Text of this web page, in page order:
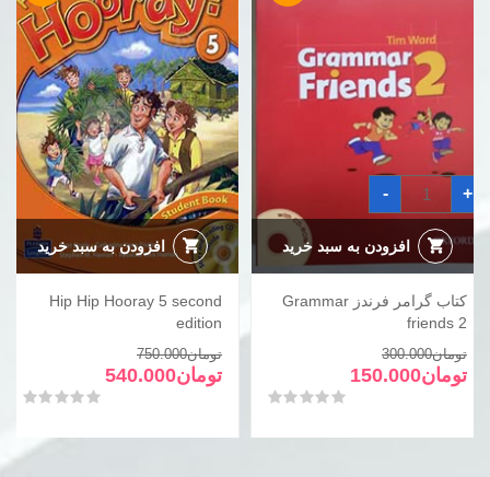
-
کتاب
گرامر
فرندز
Grammar
friends
2
عدد
+
افزودن به سبد خرید
کتاب گرامر فرندز Grammar
friends 2
تومان300.000قیمت
اصلی
تومان300.000
تومان150.000
قیمت
فعلی
تومان150.000
امتیاز0از 5
افزودن به سبد خرید
Hip Hip Hooray 5 second
edition
تومان750.000قیمت
اصلی
تومان750.000
تومان540.000
قیمت
فعلی
تومان540.000
امتیاز0از 5